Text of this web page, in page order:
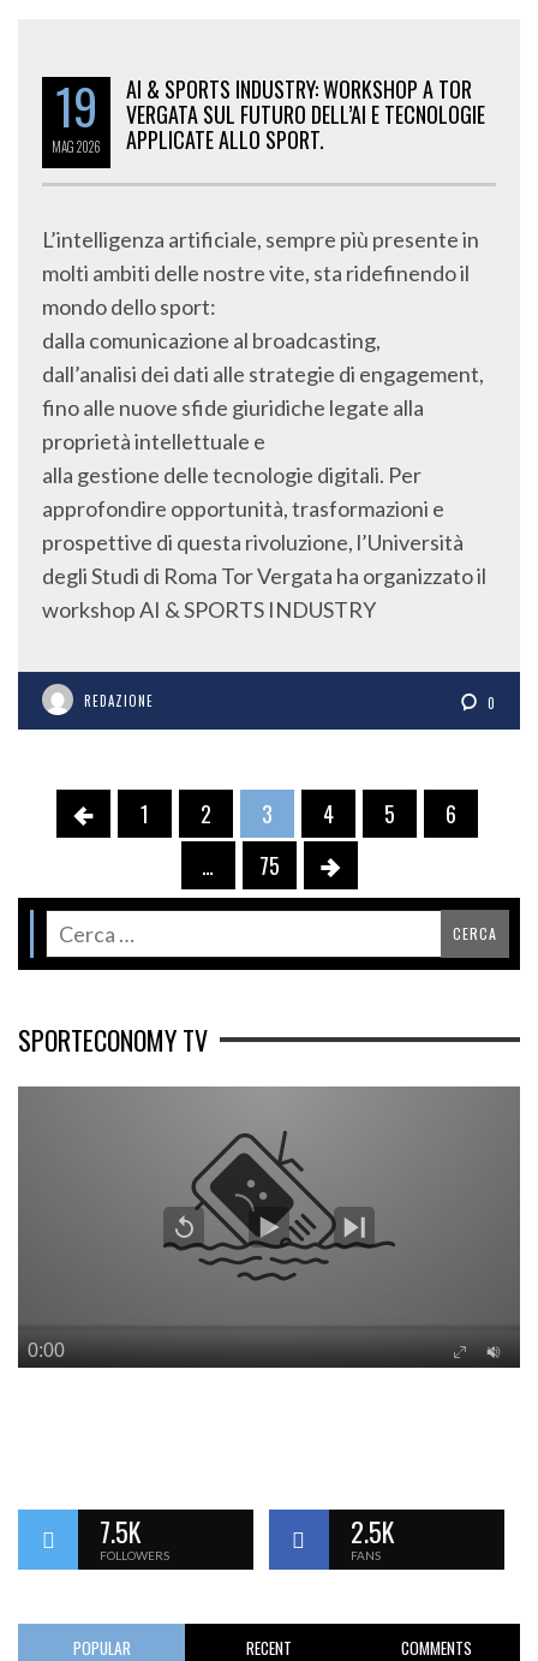
19
MAG2026
AI & SPORTS INDUSTRY: WORKSHOP A TOR
VERGATA SUL FUTURO DELL’AI E TECNOLOGIE
APPLICATE ALLO SPORT.
L’intelligenza artificiale, sempre più presente in
molti ambiti delle nostre vite, sta ridefinendo il
mondo dello sport:
dalla comunicazione al broadcasting,
dall’analisi dei dati alle strategie di engagement,
fino alle nuove sfide giuridiche legate alla
proprietà intellettuale e
alla gestione delle tecnologie digitali. Per
approfondire opportunità, trasformazioni e
prospettive di questa rivoluzione, l’Università
degli Studi di Roma Tor Vergata ha organizzato il
workshop AI & SPORTS INDUSTRY
REDAZIONE 0
1 2 3 4 5
6
…
75
SPORTECONOMY TV
7.5K
FOLLOWERS
2.5K
FANS
POPULAR RECENT COMMENTS